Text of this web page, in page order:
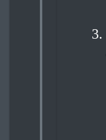
3.